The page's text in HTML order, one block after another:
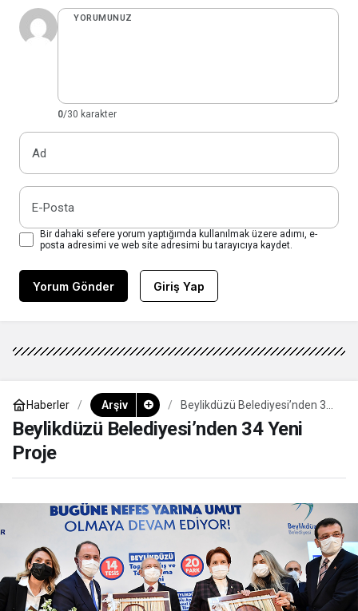
YORUMUNUZ
0/30 karakter
Ad
E-Posta
Bir dahaki sefere yorum yaptığımda kullanılmak üzere adımı, e-
posta adresimi ve web site adresimi bu tarayıcıya kaydet.
Yorum Gönder Giriş Yap
Haberler Arşiv
Beylikdüzü Belediyesi’nden 34
Beylikdüzü Belediyesi’nden 34 Yeni
Proje